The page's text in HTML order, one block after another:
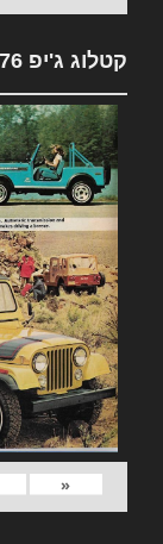
קטלוג ג'יפ 1976
«